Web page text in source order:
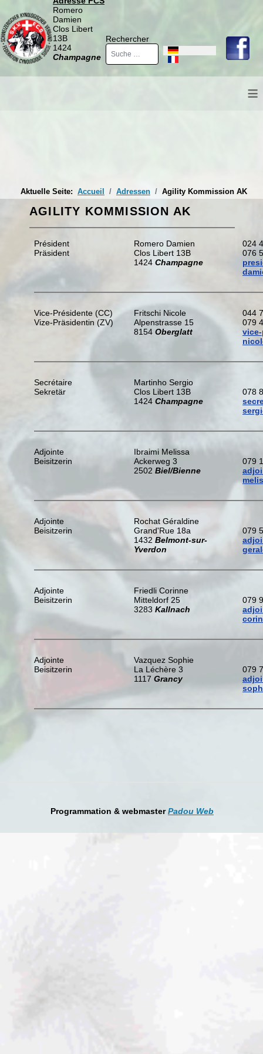
Romero
Damien
Clos Libert
13B
1424
Champagne
Rechercher
Sprache auswählen
≡
Aktuelle Seite: Accueil Adressen Agility Kommission AK
AGILITY KOMMISSION AK
Président
Präsident
Romero Damien
Clos Libert 13B
1424 Champagne
024
076
Vice-Présidente (CC)
Vize-Präsidentin (ZV)
Fritschi Nicole
Alpenstrasse 15
8154 Oberglatt
044
079
Secrétaire
Sekretär
Martinho Sergio
Clos Libert 13B
1424 Champagne
078
Adjointe
Beisitzerin
Ibraimi Melissa
Ackerweg 3
2502 Biel/Bienne
079
Adjointe
Beisitzerin
Rochat Géraldine
Grand'Rue 18a
1432 Belmont-sur-
Yverdon
079
Adjointe
Beisitzerin
Friedli Corinne
Mitteldorf 25
3283 Kallnach
079
Adjointe
Beisitzerin
Vazquez Sophie
La Léchère 3
1117 Grancy
079
Programmation & webmasterPadou Web